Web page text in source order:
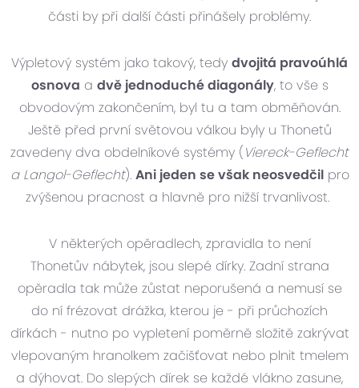
části by při další části přinášely problémy.
Výpletový systém jako takový, tedy dvojitá pravoúhlá
osnova a dvě jednoduché diagonály, to vše s
obvodovým zakončením, byl tu a tam obměňován.
Ještě před první světovou válkou byly u Thonetů
zavedeny dva obdelníkové systémy (Viereck-Geflecht
a Langol-Geflecht). Ani jeden se však neosvedčilpro
zvýšenou pracnost a hlavně pro nižší trvanlivost.
V některých opěradlech, zpravidla to není
Thonetův nábytek, jsou slepé dírky. Zadní strana
opěradla tak může zůstat neporušená a nemusí se
do ní frézovat drážka, kterou je - při průchozích
dírkách - nutno po vypletení poměrně složitě zakrývat
vlepovaným hranolkem začišťovat nebo plnit tmelem
a dýhovat. Do slepých dírek se každé vlákno zasune,